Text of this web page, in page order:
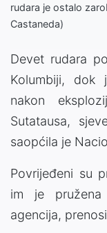
rudara je ostalo
Castaneda)
Devet rudara
Kolumbiji, dok
nakon
Sutatausa,
saopćila je
Povrijeđeni su
im je pružena
agencija, prenosi